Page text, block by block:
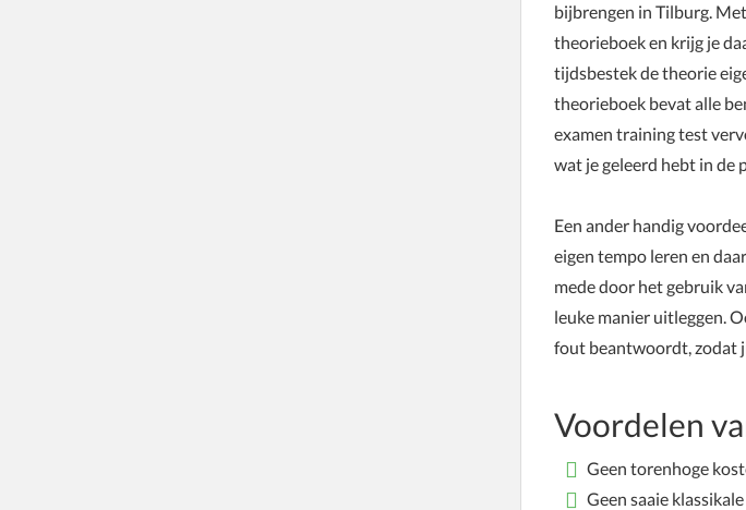
bijbrengen in Tilburg.
theorieboek en krijg je
tijdsbestek de theorie
theorieboek bevat alle
examen training test
wat je geleerd hebt in de
Een ander handig
eigen tempo leren en
mede door het gebruik
leuke manier uitleggen.
fout beantwoordt, zodat
Voordelen
Geen torenhoge
Geen saaie